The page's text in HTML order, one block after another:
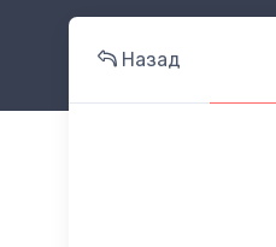
Назад